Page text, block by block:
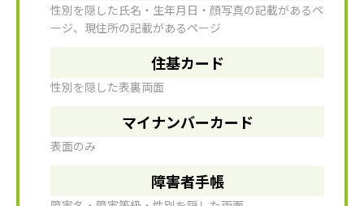
性別を隠した氏名・生年月日・顔写真の記載があるペ
ージ、現住所の記載があるページ
住基カード
性別を隠した表裏両面
マイナンバーカード
表面のみ
障害者手帳